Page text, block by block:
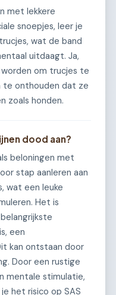
met lekkere
snoepjes, leer je
wat de band
uitdaagt. Ja,
om trucjes te
te onthouden dat ze
zoals honden.
dood aan?
beloningen met
stap aanleren aan
wat een leuke
Het is
een
kan ontstaan door
Door een rustige
mentale stimulatie,
het risico op SAS